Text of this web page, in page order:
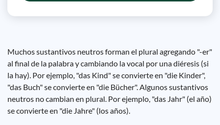
Muchos sustantivos neutros forman el plural agregando "-er"
al final de la palabra y cambiando la vocal por una diéresis (si
la hay). Por ejemplo, "das Kind" se convierte en "die Kinder",
"das Buch" se convierte en "die Bücher". Algunos sustantivos
neutros no cambian en plural. Por ejemplo, "das Jahr" (el año)
se convierte en "die Jahre" (los años).